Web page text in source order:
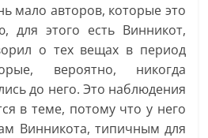
мало авторов, которые это
для этого есть Винникот,
о тех вещах в период
вероятно, никогда
до него. Это наблюдения
в теме, потому что у него
Винникота, типичным для